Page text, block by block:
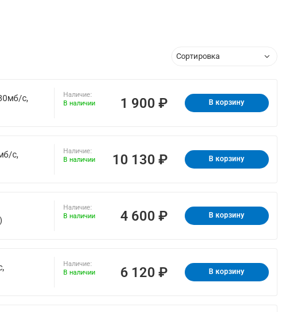
с,
Наличие:
В наличии
1 900 ₽ В корзину
с,
Наличие:
В наличии
10 130 ₽ В корзину
Наличие:
В наличии
4 600 ₽ В корзину
Наличие:
В наличии
6 120 ₽ В корзину